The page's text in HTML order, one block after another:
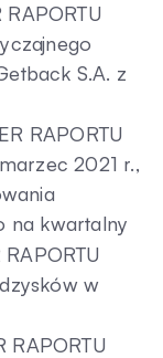
RAPORTU
S.A. z
RAPORTU
2021 r.,
na kwartalny
w
RAPORTU